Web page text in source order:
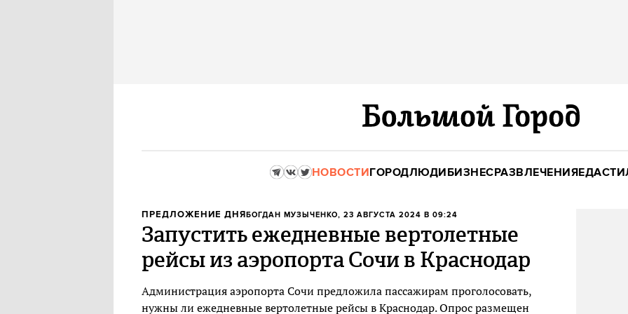
НОВОСТИГОРОДЛЮДИБИЗНЕСРАЗВЛЕЧЕНИЯЕДА
ПРЕДЛОЖЕНИЕ ДНЯБОГДАН МУЗЫЧЕНКО, 23 АВГУСТА 2024 В 09:24
Запустить ежедневные вертолетные
рейсы из аэропорта Сочи в Краснодар
Администрация аэропорта Сочи предложила пассажирам проголосовать,
нужны ли ежедневные вертолетные рейсы в Краснодар. Опрос размещен